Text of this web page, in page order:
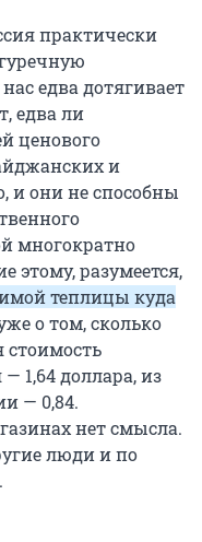
практически
едва дотягивает
едва ли
ценового
и
и они не способны
многократно
этому, разумеется,
теплицы куда
о том, сколько
стоимость
1,64 доллара, из
— 0,84.
нет смысла.
люди и по